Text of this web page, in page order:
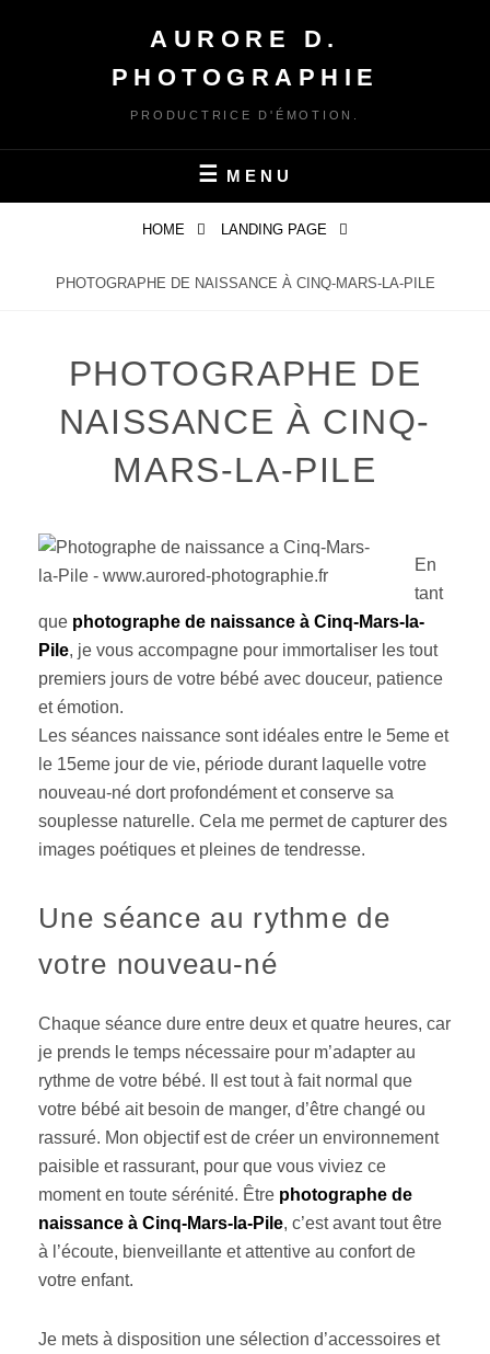
AURORE D.
PHOTOGRAPHIE
PRODUCTRICE D'ÉMOTION.
MENU
HOME LANDING PAGE
PHOTOGRAPHE DE NAISSANCE À CINQ-MARS-LA-PILE
PHOTOGRAPHE DE
NAISSANCE À CINQ-
MARS-LA-PILE
En
tant
que photographe de naissance à Cinq-Mars-la-
Pile, je vous accompagne pour immortaliser les tout
premiers jours de votre bébé avec douceur, patience
et émotion.
Les séances naissance sont idéales entre le 5eme et
le 15eme jour de vie, période durant laquelle votre
nouveau-né dort profondément et conserve sa
souplesse naturelle. Cela me permet de capturer des
images poétiques et pleines de tendresse.
Une séance au rythme de
votre nouveau-né
Chaque séance dure entre deux et quatre heures, car
je prends le temps nécessaire pour m’adapter au
rythme de votre bébé. Il est tout à fait normal que
votre bébé ait besoin de manger, d’être changé ou
rassuré. Mon objectif est de créer un environnement
paisible et rassurant, pour que vous viviez ce
moment en toute sérénité. Être photographe de
naissance à Cinq-Mars-la-Pile, c’est avant tout être
à l’écoute, bienveillante et attentive au confort de
votre enfant.
Je mets à disposition une sélection d’accessoires et